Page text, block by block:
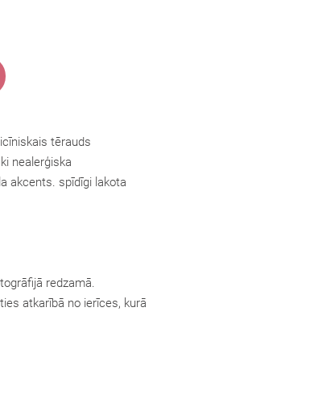
tērauds
nealerģiska
akcents. spīdīgi lakota
redzamā.
atkarībā no ierīces, kurā